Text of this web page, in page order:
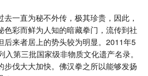
一直为秘不外传，极其珍贵，因此，
色彩而鲜为人知的暗藏拳门，流传到社
后来者居上的势头较为明显。2011年5
入第三批国家级非物质文化遗产名录。
步伐大大加快。佛汉拳之所以能够发扬